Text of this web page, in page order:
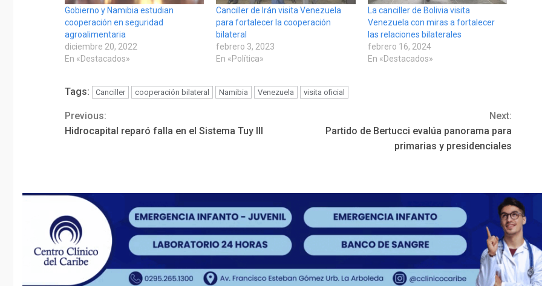
Gobierno y Namibia estudian
cooperación en seguridad
agroalimentaria
diciembre 20, 2022
En «Destacados»
Canciller de Irán visita Venezuela
para fortalecer la cooperación
bilateral
febrero 3, 2023
En «Política»
La canciller de Bolivia visita
Venezuela con miras a fortalecer
las relaciones bilaterales
febrero 16, 2024
En «Destacados»
Tags: Canciller cooperación bilateral Namibia Venezuela visita oficial
Continue
Previous:
Hidrocapital reparó falla en el Sistema Tuy III
Next:
Partido de Bertucci evalúa panorama para
primarias y presidenciales